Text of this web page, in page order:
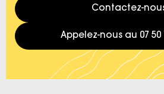
Contactez-
Appelez-nous au 07 50